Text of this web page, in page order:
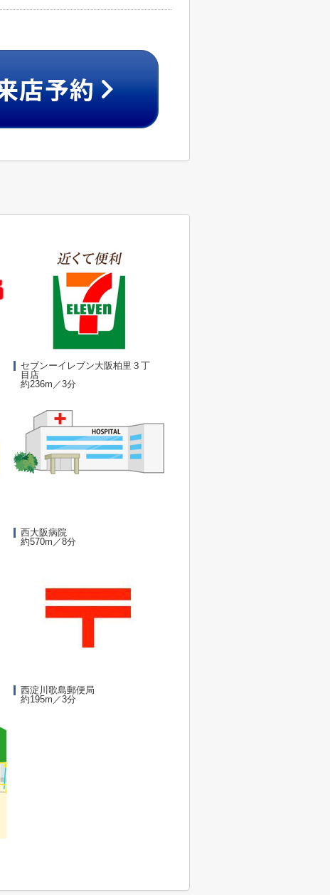
セブンーイレブン大阪柏里３丁
目店
約236m／3分
西大阪病院
約570m／8分
西淀川歌島郵便局
約195m／3分